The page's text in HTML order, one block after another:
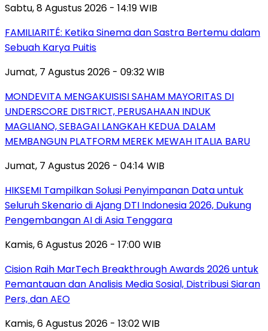
Sabtu, 8 Agustus 2026 - 14:19 WIB
FAMILIARITÉ: Ketika Sinema dan Sastra Bertemu dalam
Sebuah Karya Puitis
Jumat, 7 Agustus 2026 - 09:32 WIB
MONDEVITA MENGAKUISISI SAHAM MAYORITAS DI
UNDERSCORE DISTRICT, PERUSAHAAN INDUK
MAGLIANO, SEBAGAI LANGKAH KEDUA DALAM
MEMBANGUN PLATFORM MEREK MEWAH ITALIA BARU
Jumat, 7 Agustus 2026 - 04:14 WIB
HIKSEMI Tampilkan Solusi Penyimpanan Data untuk
Seluruh Skenario di Ajang DTI Indonesia 2026, Dukung
Pengembangan AI di Asia Tenggara
Kamis, 6 Agustus 2026 - 17:00 WIB
Cision Raih MarTech Breakthrough Awards 2026 untuk
Pemantauan dan Analisis Media Sosial, Distribusi Siaran
Pers, dan AEO
Kamis, 6 Agustus 2026 - 13:02 WIB